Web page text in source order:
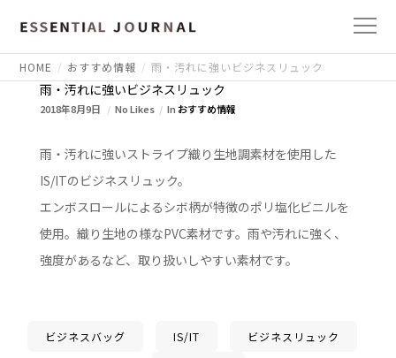
HOME おすすめ情報 雨・汚れに強いビジネスリュック
雨・汚れに強いビジネスリュック
2018年8月9日 No Likes Inおすすめ情報
雨・汚れに強いストライプ織り生地調素材を使用した
IS/ITのビジネスリュック。
エンボスロールによるシボ柄が特徴のポリ塩化ビニルを
使用。織り生地の様なPVC素材です。雨や汚れに強く、
強度があるなど、取り扱いしやすい素材です。
ビジネスバッグ IS/IT ビジネスリュック